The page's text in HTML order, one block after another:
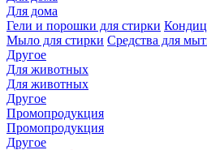
Для дома
Гели и порошки для стирки
Мыло для стирки Средства для
Другое
Для животных
Для животных
Другое
Промопродукция
Промопродукция
Другое